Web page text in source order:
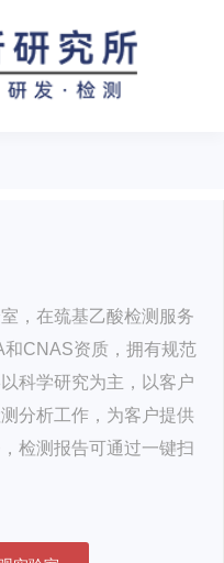
，在巯基乙酸检测服务
CNAS资质，拥有规范
科学研究为主，以客户
分析工作，为客户提供
检测报告可通过一键扫